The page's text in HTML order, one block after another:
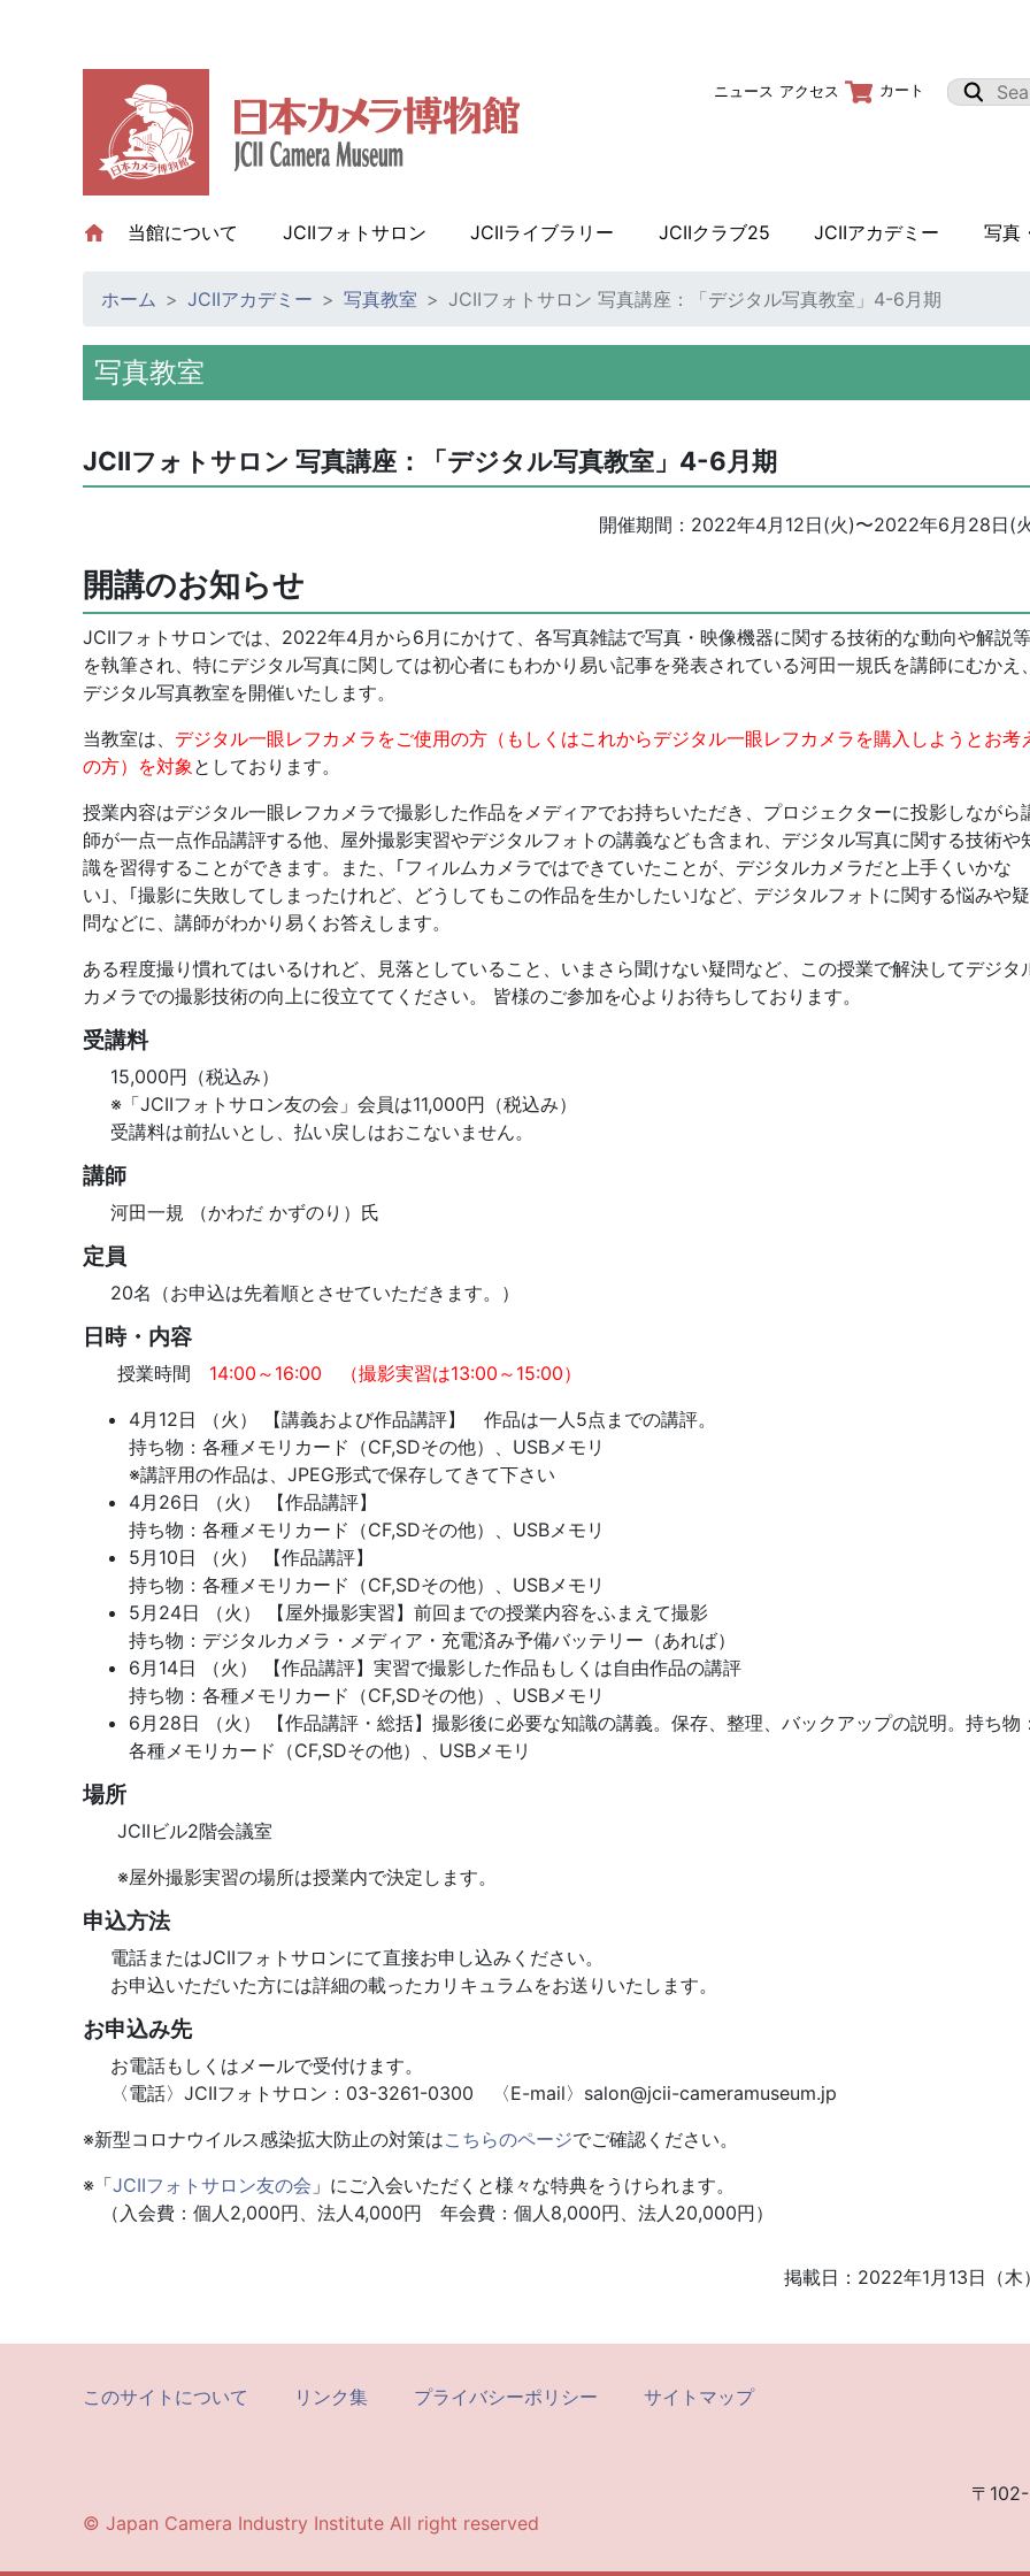
当館について (current)JCIIフォトサロン JCIIライブラリー JCIIクラブ25 JCIIアカデミー 写真
ニュース アクセス カート
ホーム JCIIアカデミー 写真教室 JCIIフォトサロン 写真講座：「デジタル写真教室」4-6月期
写真教室
JCIIフォトサロン 写真講座：「デジタル写真教室」4-6月期
開催期間： 2022年4月12日(火)〜2022年6月28日(
開講のお知らせ
JCIIフォトサロンでは、2022年4月から6月にかけて、各写真雑誌で写真・映像機器に関する技術的な動向や解説等
を執筆され、特にデジタル写真に関しては初心者にもわかり易い記事を発表されている河田一規氏を講師にむかえ
デジタル写真教室を開催いたします。
当教室は、 デジタル一眼レフカメラをご使用の方（もしくはこれからデジタル一眼レフカメラを購入しようとお考
の方）を対象としております。
授業内容はデジタル一眼レフカメラで撮影した作品をメディアでお持ちいただき、プロジェクターに投影しながら
師が一点一点作品講評する他、屋外撮影実習やデジタルフォトの講義なども含まれ、デジタル写真に関する技術や
識を習得することができます。また、｢フィルムカメラではできていたことが、デジタルカメラだと上手くいかな
い｣、｢撮影に失敗してしまったけれど、どうしてもこの作品を生かしたい｣など、デジタルフォトに関する悩みや疑
問などに、講師がわかり易くお答えします。
ある程度撮り慣れてはいるけれど、見落としていること、いまさら聞けない疑問など、この授業で解決してデジタ
カメラでの撮影技術の向上に役立ててください。 皆様のご参加を心よりお待ちしております。
受講料
15,000円（税込み）
※「JCIIフォトサロン友の会」会員は11,000円（税込み）
受講料は前払いとし、払い戻しはおこないません。
講師
河田一規 （かわだ かずのり）氏
定員
20名（お申込は先着順とさせていただきます。）
日時・内容
授業時間 14:00～16:00 （撮影実習は13:00～15:00）
4月12日 （火） 【講義および作品講評】 作品は一人5点までの講評。
持ち物：各種メモリカード（CF,SDその他）、USBメモリ
※講評用の作品は、JPEG形式で保存してきて下さい
4月26日 （火） 【作品講評】
持ち物：各種メモリカード（CF,SDその他）、USBメモリ
5月10日 （火） 【作品講評】
持ち物：各種メモリカード（CF,SDその他）、USBメモリ
5月24日 （火） 【屋外撮影実習】前回までの授業内容をふまえて撮影
持ち物：デジタルカメラ・メディア・充電済み予備バッテリー（あれば）
6月14日 （火） 【作品講評】実習で撮影した作品もしくは自由作品の講評
持ち物：各種メモリカード（CF,SDその他）、USBメモリ
6月28日 （火） 【作品講評・総括】撮影後に必要な知識の講義。保存、整理、バックアップの説明。持ち物
各種メモリカード（CF,SDその他）、USBメモリ
場所
JCIIビル2階会議室
※屋外撮影実習の場所は授業内で決定します。
申込方法
電話またはJCIIフォトサロンにて直接お申し込みください。
お申込いただいた方には詳細の載ったカリキュラムをお送りいたします。
お申込み先
お電話もしくはメールで受付けます。
〈電話〉JCIIフォトサロン：03-3261-0300 〈E-mail〉salon@jcii-cameramuseum.jp
※新型コロナウイルス感染拡大防止の対策はこちらのページでご確認ください。
※「JCIIフォトサロン友の会 」にご入会いただくと様々な特典をうけられます。
（入会費：個人2,000円、法人4,000円 年会費：個人8,000円、法人20,000円）
掲載日：2022年1月13日（木
このサイトについて リンク集 プライバシーポリシー サイトマップ
〒
© Japan Camera Industry Institute All right reserved